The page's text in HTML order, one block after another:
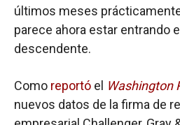
últimos meses
parece ahora estar entrando
descendente.
Como reportó el Washington
nuevos datos de la firma de